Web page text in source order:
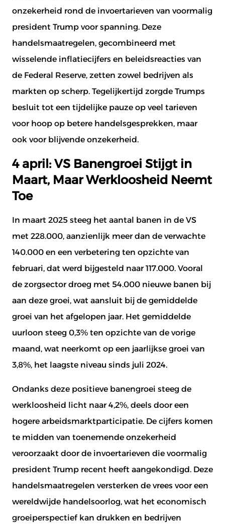
onzekerheid rond de invoertarieven van voormalig
president Trump voor spanning. Deze
handelsmaatregelen, gecombineerd met
wisselende inflatiecijfers en beleidsreacties van
de Federal Reserve, zetten zowel bedrijven als
markten op scherp. Tegelijkertijd zorgde Trumps
besluit tot een tijdelijke pauze op veel tarieven
voor hoop op betere handelsgesprekken, maar
ook voor blijvende onzekerheid.
4 april: VS Banengroei Stijgt in
Maart, Maar Werkloosheid Neemt
Toe
In maart 2025 steeg het aantal banen in de VS
met 228.000, aanzienlijk meer dan de verwachte
140.000 en een verbetering ten opzichte van
februari, dat werd bijgesteld naar 117.000. Vooral
de zorgsector droeg met 54.000 nieuwe banen bij
aan deze groei, wat aansluit bij de gemiddelde
groei van het afgelopen jaar. Het gemiddelde
uurloon steeg 0,3% ten opzichte van de vorige
maand, wat neerkomt op een jaarlijkse groei van
3,8%, het laagste niveau sinds juli 2024.
Ondanks deze positieve banengroei steeg de
werkloosheid licht naar 4,2%, deels door een
hogere arbeidsmarktparticipatie. De cijfers komen
te midden van toenemende onzekerheid
veroorzaakt door de invoertarieven die voormalig
president Trump recent heeft aangekondigd. Deze
handelsmaatregelen versterken de vrees voor een
wereldwijde handelsoorlog, wat het economisch
groeiperspectief kan drukken en bedrijven